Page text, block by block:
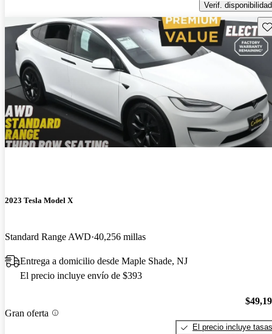
Verif. disponibilidad
2023 Tesla Model X
Standard Range AWD 40,256 millas
Entrega a domicilio desde Maple Shade, NJ
El precio incluye envío de $393
Gran oferta
El precio incluye tasas